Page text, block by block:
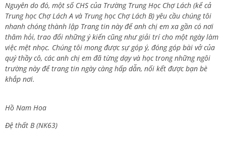
Nguyên do đó, một số CHS của Trường Trung Học Chợ Lách (kể cả
Trung học Chợ Lách A và Trung học Chợ Lách B) yêu cầu chúng tôi
nhanh chóng thành lập Trang tin này để anh chị em xa gần có nơi
thăm hỏi, trao đổi những ý kiến cũng như giải trí cho một ngày làm
việc mệt nhọc. Chúng tôi mong được sự góp ý, đóng góp bài vở của
quý thầy cô, các anh chị em đã từng dạy và học trong những ngôi
trường này để trang tin ngày càng hấp dẫn, nối kết được bạn bè
khắp nơi.
Hồ Nam Hoa
Đệ thất B (NK63)